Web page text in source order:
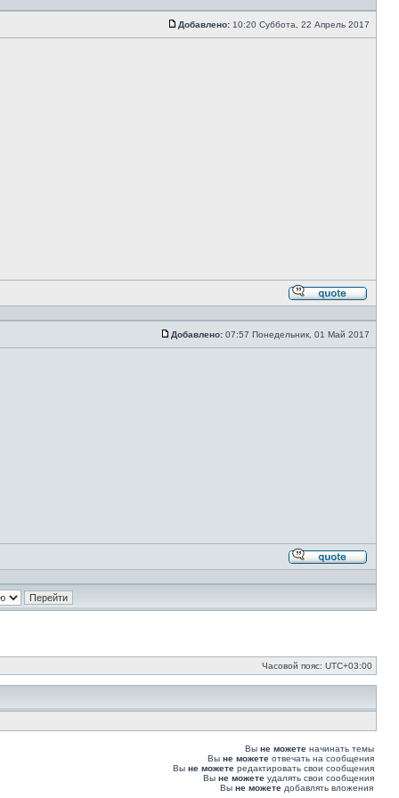
Сообщение
Добавлено: 10:20 Суббота, 22 Апрель 2017
Сообщение
Добавлено: 07:57 Понедельник, 01 Май 2017
Часовой пояс: UTC+03:00
Вы не можете начинать темы
Вы не можете отвечать на сообщения
Вы не можете редактировать свои сообщения
Вы не можете удалять свои сообщения
Вы не можете добавлять вложения